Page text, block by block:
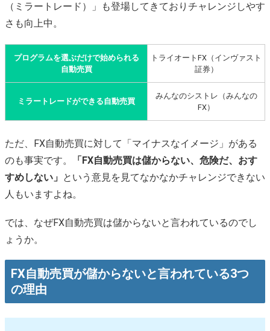
（ミラートレード）」も登場してきておりチャレンジしやす
さも向上中。
プログラムを選ぶだけで始められる
自動売買
トライオートFX（インヴァスト
証券）
ミラートレードができる自動売買
みんなのシストレ（みんなの
FX）
ただ、FX自動売買に対して「マイナスなイメージ」がある
のも事実です。
「FX自動売買は儲からない、危険だ、おす
すめしない」 という意見を見てなかなかチャレンジできない
人もいますよね。
では、なぜFX自動売買は儲からないと言われているのでし
ょうか。
FX自動売買が儲からないと言われている3つ
の理由